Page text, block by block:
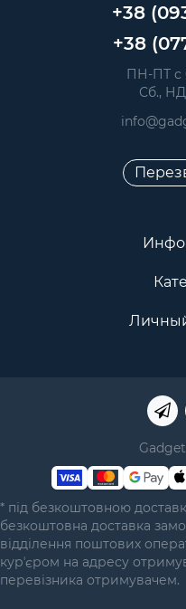
+38
+38
ПН-ПТ с
Сб.,
* під безкоштовною
безкоштовна доставка
відділення поштових
курʼєром на адресу
перевізника отримувачем.